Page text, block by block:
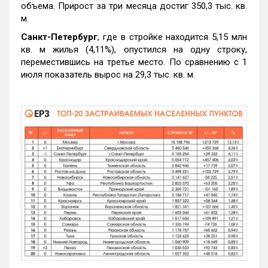
объема. Прирост за три месяца достиг 350,3 тыс. кв.
м.
Санкт-Петербург, где в стройке находится 5,15 млн
кв. м жилья (4,11%), опустился на одну строку,
переместившись на третье место. По сравнению с 1
июля показатель вырос на 29,3 тыс. кв. м.